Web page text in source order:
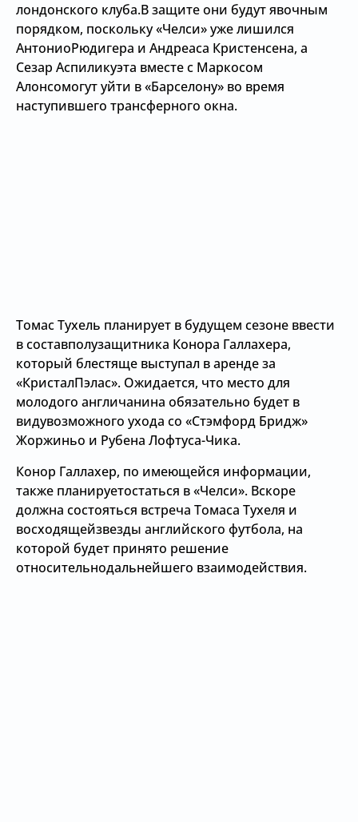
лондонского клуба.В защите они будут явочным
порядком, поскольку «Челси» уже лишился
АнтониоРюдигера и Андреаса Кристенсена, а
Сезар Аспиликуэта вместе с Маркосом
Алонсомогут уйти в «Барселону» во время
наступившего трансферного окна.
Томас Тухель планирует в будущем сезоне ввести
в составполузащитника Конора Галлахера,
который блестяще выступал в аренде за
«КристалПэлас». Ожидается, что место для
молодого англичанина обязательно будет в
видувозможного ухода со «Стэмфорд Бридж»
Жоржиньо и Рубена Лофтуса-Чика.
Конор Галлахер, по имеющейся информации,
также планируетостаться в «Челси». Вскоре
должна состояться встреча Томаса Тухеля и
восходящейзвезды английского футбола, на
которой будет принято решение
относительнодальнейшего взаимодействия.